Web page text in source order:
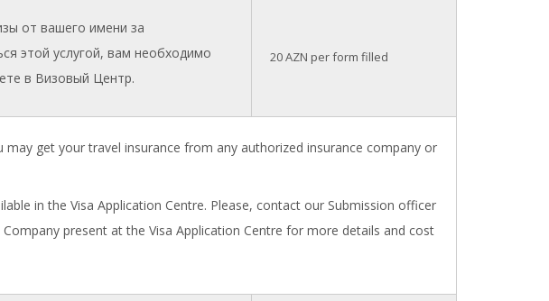
от вашего имени за
этой услугой, вам необходимо
в Визовый Центр.
20 AZN per form filled
get your travel insurance from any authorized insurance company or
in the Visa Application Centre. Please, contact our Submission officer
present at the Visa Application Centre for more details and cost